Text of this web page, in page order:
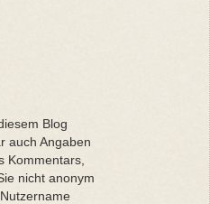
Blog
auch Angaben
Kommentars,
nicht anonym